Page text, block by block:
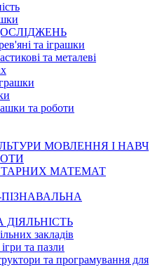
та іграшки
та металеві
та роботи
МОВЛЕННЯ І НАВЧ
МАТЕМАТ
закладів
та пазли
та програмування для